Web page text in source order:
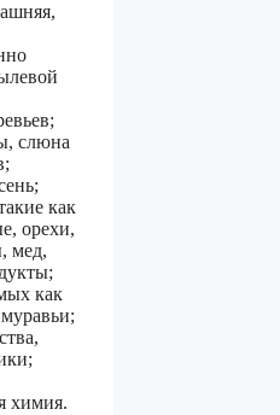
слюна
как
орехи,
мед,
как
химия.